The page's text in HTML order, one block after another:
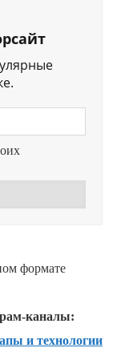
формате
каналы:
и технологии